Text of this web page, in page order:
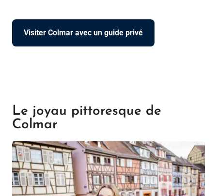
Visiter Colmar avec un guide privé
Le joyau pittoresque de
Colmar